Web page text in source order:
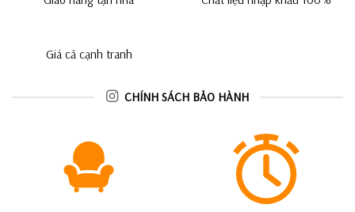
Giá cả cạnh tranh
CHÍNH SÁCH BẢO HÀNH